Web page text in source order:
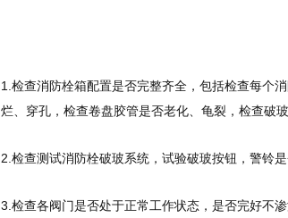
1.检查消防栓箱配置是否完整齐全，包括检查每个
烂、穿孔，检查卷盘胶管是否老化、龟裂，检查破
2.检查测试消防栓破玻系统，试验破玻按钮，警铃
3.检查各阀门是否处于正常工作状态，是否完好不渗